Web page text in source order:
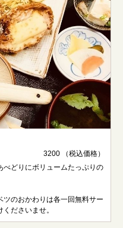
3200 （税込価格）
べどりにボリュームたっぷりの
のおかわりは各一回無料サー
ださいませ。